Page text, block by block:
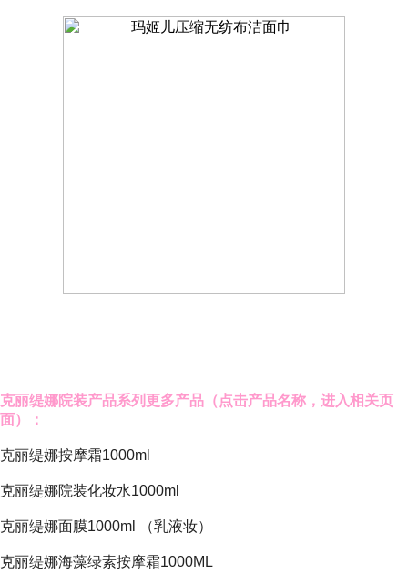
克丽缇娜院装产品系列 更多产品（点击产品名称，进入相关页
面）：
克丽缇娜按摩霜1000ml
克丽缇娜院装化妆水1000ml
克丽缇娜面膜1000ml （乳液妆）
克丽缇娜海藻绿素按摩霜1000ML